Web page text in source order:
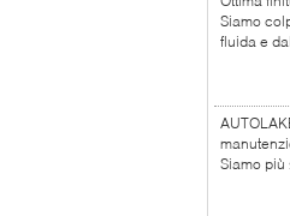
Siamo
fluida e
Siamo più